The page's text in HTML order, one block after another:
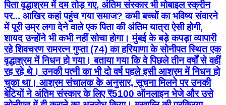
पिता वृद्धाश्रम में दम तोड़ गए, अंतिम संस्कार भी मोबाइल स्क्रीन
पर... आखिर कहां पहुंच गया समाज? कभी बच्चों का भविष्य संवारने
में पूरी उम्र लगा देने वाले एक पिता की अंतिम यात्रा ऐसी होगी,
शायद उन्होंने भी कभी नहीं सोचा होगा। मुंबई के बड़े कपड़ा व्यापारी
रहे शिवचरण रामरत्न गुप्ता (74) का हरियाणा के सोनीपत स्थित एक
वृद्धाश्रम में निधन हो गया। बताया गया कि वे पिछले तीन वर्षों से वहीं
रह रहे थे। उनकी पत्नी का भी दो वर्ष पहले इसी आश्रम में निधन हो
चुका था। आश्रम संचालक के अनुसार, सूचना मिलने पर उनकी
बेटियों ने अंतिम संस्कार के लिए ₹5100 ऑनलाइन भेजे और उसे